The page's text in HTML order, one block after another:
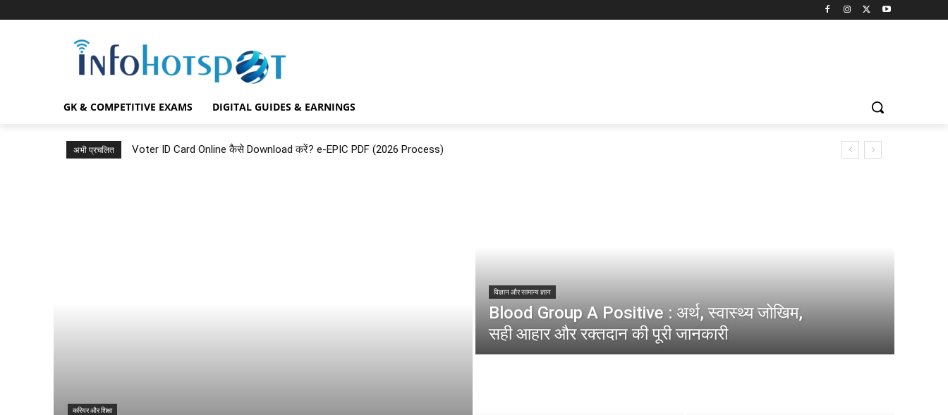
GK & COMPETITIVE EXAMS DIGITAL GUIDES & EARNINGS
अभी प्रचलित Voter ID Card Online कैसे Download करें? e-EPIC PDF (2026 Process)
करियर और शिक्षा
विज्ञान और सामान्य ज्ञान
Blood Group A Positive : अर्थ, स्वास्थ्य जोखिम,
सही आहार और रक्तदान की पूरी जानकारी